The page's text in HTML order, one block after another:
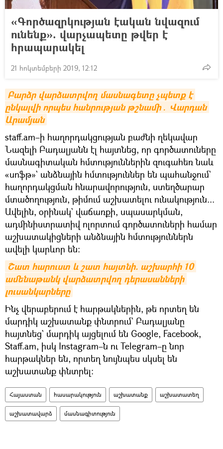
«Գործազրկության էական նվազում
ունենք». վարչապետը թվեր է
հրապարակել
21 հոկտեմբերի 2019, 12:12
Բարձր վարձատրվող մասնագետը չպետք է
ընկալվի որպես հանրության թշնամի․ Վարդան
Արամյան
staff.am–ի հաղորդակցության բաժնի ղեկավար
Նազելի Բադալյանն էլ հայտնեց, որ գործատուները
մասնագիտական հմտություններին զուգահեռ նաև
«սոֆթ»` անձնային հմտություններ են պահանջում`
հաղորդակցման հնարավորություն, ստեղծարար
մտածողություն, թիմում աշխատելու ունակություն...
Ավելին, օրինակ` վաճառքի, սպասարկման,
ադմինիստրատիվ ոլորտում գործատուների համար
աշխատակիցների անձնային հմտություններն
ավելի կարևոր են:
Շատ հարուստ և շատ հայտնի. աշխարհի 10
ամենաթանկ վարձատրվող դերասանների
լուսանկարները
Ինչ վերաբերում է հարթակներին, թե որտեղ են
մարդիկ աշխատանք փնտրում` Բադալյանը
հայտնեց` մարդիկ այցելում են Google, Facebook,
Staff.am, իսկ Instagram–ն ու Telegram–ը նոր
հարթակներ են, որտեղ նույնպես սկսել են
աշխատանք փնտրել։
Հայաստան հասարակություն աշխատանք աշխատատեղ
աշխատավարձ մասնագիտություն